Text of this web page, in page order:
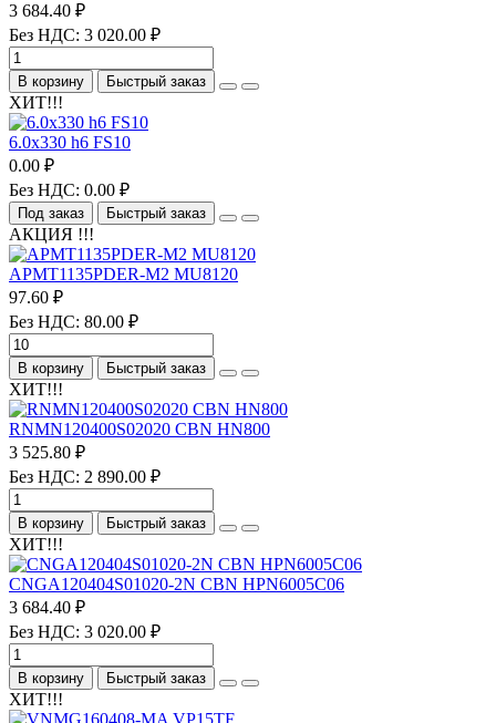
3 684.40 ₽
Без НДС: 3 020.00 ₽
В корзину Быстрый заказ
ХИТ!!!
6.0х330 h6 FS10
0.00 ₽
Без НДС: 0.00 ₽
Под заказ Быстрый заказ
АКЦИЯ !!!
APMT1135PDER-M2 MU8120
97.60 ₽
Без НДС: 80.00 ₽
В корзину Быстрый заказ
ХИТ!!!
RNMN120400S02020 CBN HN800
3 525.80 ₽
Без НДС: 2 890.00 ₽
В корзину Быстрый заказ
ХИТ!!!
CNGA120404S01020-2N CBN HPN6005C06
3 684.40 ₽
Без НДС: 3 020.00 ₽
В корзину Быстрый заказ
ХИТ!!!